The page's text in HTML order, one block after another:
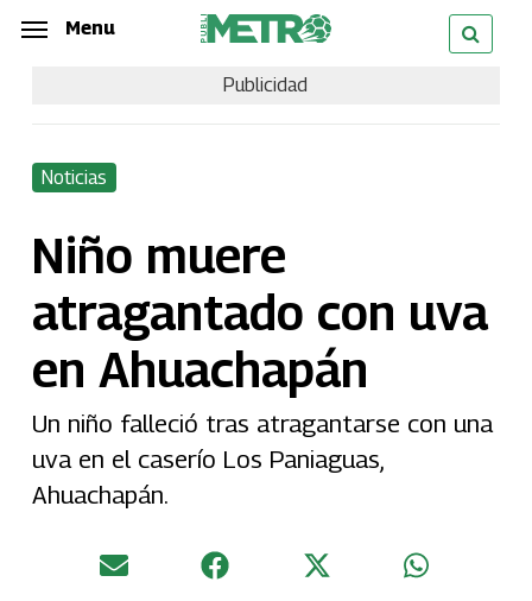
Skip
content
Menu
Publicidad
Noticias
Niño muere
atragantado con uva
en Ahuachapán
Un niño falleció tras atragantarse con una
uva en el caserío Los Paniaguas,
Ahuachapán.
Menu